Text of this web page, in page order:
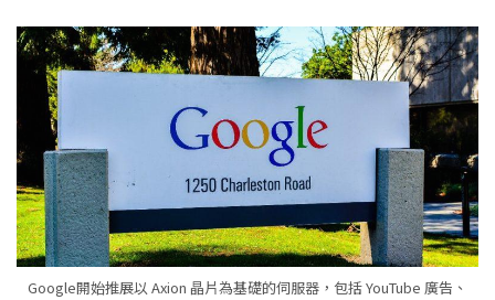
Google開始推展以 Axion 晶片為基礎的伺服器，包括 YouTube 廣告、